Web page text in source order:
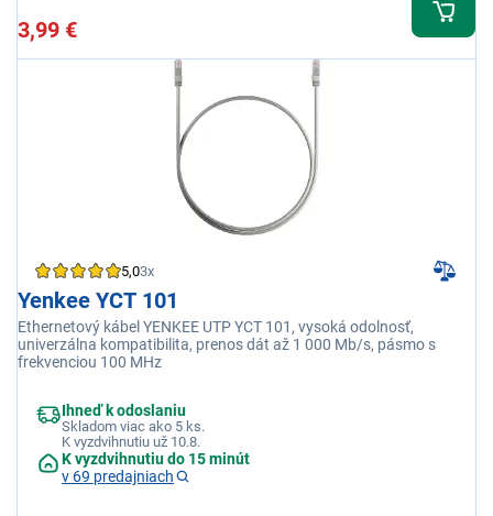
3,99 €
5,03x
Yenkee YCT 101
Ethernetový kábel YENKEE UTP YCT 101, vysoká odolnosť,
univerzálna kompatibilita, prenos dát až 1 000 Mb/s, pásmo s
frekvenciou 100 MHz
Ihneď k odoslaniu
Skladom viac ako 5 ks.
K vyzdvihnutiu už 10.8.
K vyzdvihnutiu do 15 minút
v 69 predajniach